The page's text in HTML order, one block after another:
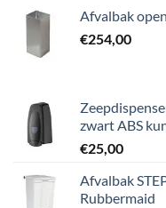
Afvalbak
€254,00
zwart ABS
€25,00
Afvalbak
Rubbermaid